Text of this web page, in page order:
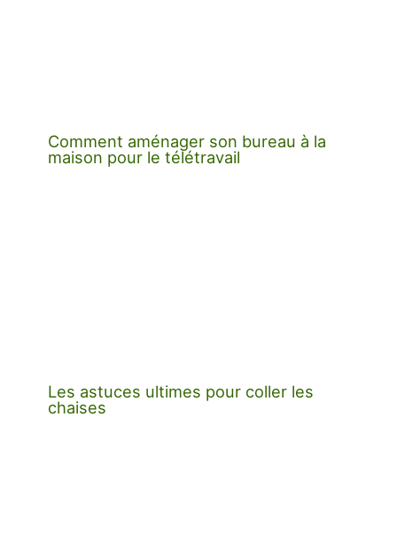
Comment aménager son bureau à la
maison pour le télétravail
Les astuces ultimes pour coller les
chaises